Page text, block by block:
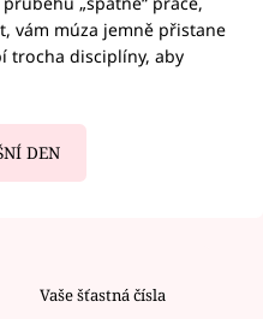
vám múza jemně přistane
trocha disciplíny, aby
DEN
Vaše šťastná čísla